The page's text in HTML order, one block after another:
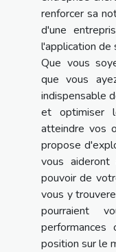
renforcer sa
d'une
l'application
Que vous
que vous
indispensable
et optimiser
atteindre vos
propose
vous
pouvoir de
vous y
pourraient
performances
position sur le